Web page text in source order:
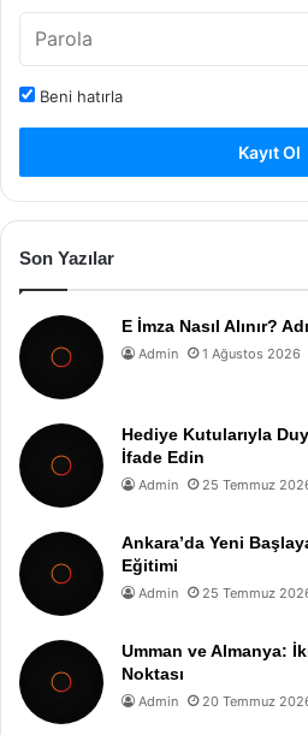
Beni hatırla
Kayıt Ol
Son Yazılar
E İmza Nasıl Alınır?
Admin 1 Ağustos 2026
Hediye Kutularıyla
İfade Edin
Admin 25 Temmuz
Ankara’da Yeni
Eğitimi
Admin 25 Temmuz
Umman ve Almanya:
Noktası
Admin 20 Temmuz